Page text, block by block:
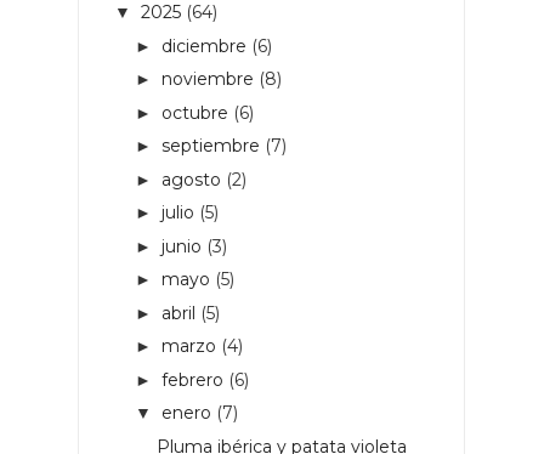
▼ 2025 (64)
► diciembre (6)
► noviembre (8)
► octubre (6)
► septiembre (7)
► agosto (2)
► julio (5)
► junio (3)
► mayo (5)
► abril (5)
► marzo (4)
► febrero (6)
▼ enero (7)
Pluma ibérica y patata violeta